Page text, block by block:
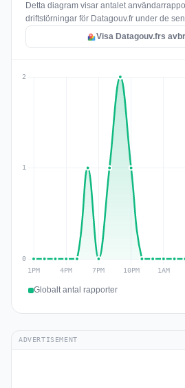
Detta diagram visar antalet
driftstörningar för Datagouv.fr under de
Visa Datagouv.frs
Globalt antal rapporter
ADVERTISEMENT